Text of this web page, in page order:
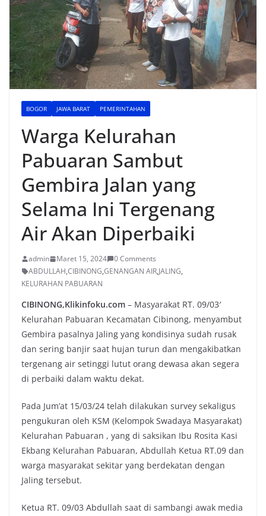
BOGOR JAWA BARAT PEMERINTAHAN
Warga Kelurahan
Pabuaran Sambut
Gembira Jalan yang
Selama Ini Tergenang
Air Akan Diperbaiki
admin Maret 15, 2024
0 Comments
ABDULLAH,CIBINONG,GENANGAN AIR,JALING,
KELURAHAN PABUARAN
CIBINONG,Klikinfoku.com – Masyarakat RT. 09/03′
Kelurahan Pabuaran Kecamatan Cibinong, menyambut
Gembira pasalnya Jaling yang kondisinya sudah rusak
dan sering banjir saat hujan turun dan mengakibatkan
tergenang air setinggi lutut orang dewasa akan segera
di perbaiki dalam waktu dekat.
Pada Jum’at 15/03/24 telah dilakukan survey sekaligus
pengukuran oleh KSM (Kelompok Swadaya Masyarakat)
Kelurahan Pabuaran , yang di saksikan Ibu Rosita Kasi
Ekbang Kelurahan Pabuaran, Abdullah Ketua RT.09 dan
warga masyarakat sekitar yang berdekatan dengan
Jaling tersebut.
Ketua RT. 09/03 Abdullah saat di sambangi awak media